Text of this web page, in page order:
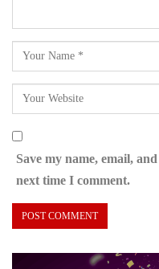
Save my name, email,
next time I comment.